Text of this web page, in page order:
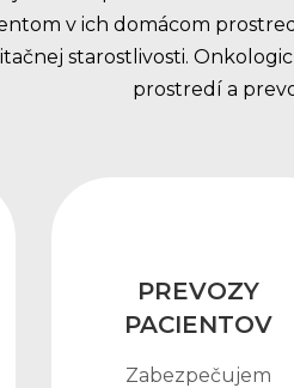
v ich domácom
starostlivosti.
prostredí a
PREVOZY
PACIENTOV
Zabezpečujem